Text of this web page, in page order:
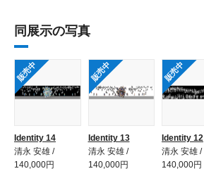
同展示の写真
販売中
Identity 14
清永 安雄 /
140,000円
販売中
Identity 13
清永 安雄 /
140,000円
販売中
Identity 12
清永 安雄 /
140,000円